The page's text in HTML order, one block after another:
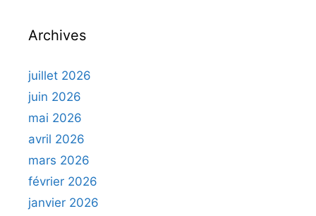
Archives
juillet 2026
juin 2026
mai 2026
avril 2026
mars 2026
février 2026
janvier 2026